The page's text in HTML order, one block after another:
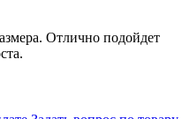
Отлично подойдет